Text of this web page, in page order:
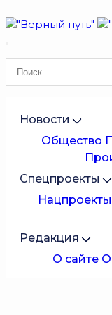
Новости
Общество
Спецпроекты
Нацпроекты
Редакция
О сайте